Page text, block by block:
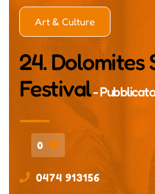
Art & Culture
24. Dolomites
Festival-
0
0474 913156